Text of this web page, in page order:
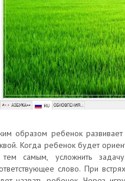
образом ребенок
Когда ребенок будет
самым, усложнить
слово. При